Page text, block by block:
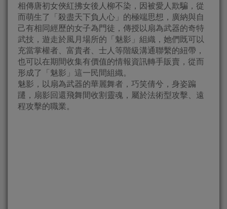
相傳唐初女俠紅拂女後人柳不染，因被愛人欺騙，從
而萌生了「殺盡天下負人心」的極端思想，廣納與自
己有相同經歷的女子為門徒，傳授以扇為武器的奇特
武技，遊走於風月場所的「魅影」組織，她們既可以
充當掌權者、富貴者、士人等階級溝通聯繫的紐帶，
也可以在期間收集有價值的情報資訊轉手販賣，從而
形成了「魅影」這一民間組織。
魅影，以扇為武器的華麗舞者，巧笑倩兮，身姿蹁
躚，扇影回還飛舞間收割靈魂，屬於法術型攻擊、遠
程攻擊的職業。